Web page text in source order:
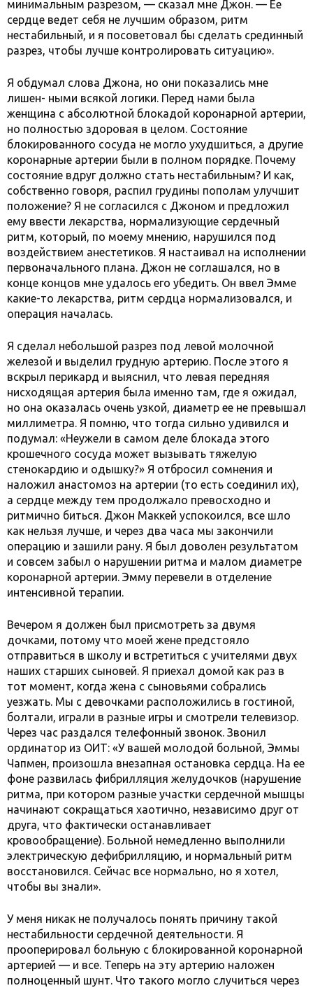
минимальным разрезом, — сказал мне Джон. — Ее
сердце ведет себя не лучшим образом, ритм
нестабильный, и я посоветовал бы сделать срединный
разрез, чтобы лучше контролировать ситуацию».
Я обдумал слова Джона, но они показались мне
лишен- ными всякой логики. Перед нами была
женщина с абсолютной блокадой коронарной артерии,
но полностью здоровая в целом. Состояние
блокированного сосуда не могло ухудшиться, а другие
коронарные артерии были в полном порядке. Почему
состояние вдруг должно стать нестабильным? И как,
собственно говоря, распил грудины пополам улучшит
положение? Я не согласился с Джоном и предложил
ему ввести лекарства, нормализующие сердечный
ритм, который, по моему мнению, нарушился под
воздействием анестетиков. Я настаивал на исполнении
первоначального плана. Джон не соглашался, но в
конце концов мне удалось его убедить. Он ввел Эмме
какие-то лекарства, ритм сердца нормализовался, и
операция началась.
Я сделал небольшой разрез под левой молочной
железой и выделил грудную артерию. После этого я
вскрыл перикард и выяснил, что левая передняя
нисходящая артерия была именно там, где я ожидал,
но она оказалась очень узкой, диаметр ее не превышал
миллиметра. Я помню, что тогда сильно удивился и
подумал: «Неужели в самом деле блокада этого
крошечного сосуда может вызывать тяжелую
стенокардию и одышку?» Я отбросил сомнения и
наложил анастомоз на артерии (то есть соединил их),
а сердце между тем продолжало превосходно и
ритмично биться. Джон Маккей успокоился, все шло
как нельзя лучше, и через два часа мы закончили
операцию и зашили рану. Я был доволен результатом
и совсем забыл о нарушении ритма и малом диаметре
коронарной артерии. Эмму перевели в отделение
интенсивной терапии.
Вечером я должен был присмотреть за двумя
дочками, потому что моей жене предстояло
отправиться в школу и встретиться с учителями двух
наших старших сыновей. Я приехал домой как раз в
тот момент, когда жена с сыновьями собрались
уезжать. Мы с девочками расположились в гостиной,
болтали, играли в разные игры и смотрели телевизор.
Через час раздался телефонный звонок. Звонил
ординатор из ОИТ: «У вашей молодой больной, Эммы
Чапмен, произошла внезапная остановка сердца. На ее
фоне развилась фибрилляция желудочков (нарушение
ритма, при котором разные участки сердечной мышцы
начинают сокращаться хаотично, независимо друг от
друга, что фактически останавливает
кровообращение). Больной немедленно выполнили
электрическую дефибрилляцию, и нормальный ритм
восстановился. Сейчас все нормально, но я хотел,
чтобы вы знали».
У меня никак не получалось понять причину такой
нестабильности сердечной деятельности. Я
прооперировал больную с блокированной коронарной
артерией — и все. Теперь на эту артерию наложен
полноценный шунт. Что такого могло случиться через